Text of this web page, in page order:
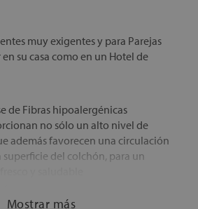
muy exigentes y para Parejas
su casa como en un Hotel de
de Fibras hipoalergénicas
no sólo un alto nivel de
además favorecen una circulación
del colchón, para un
las horas de sueño, tras la
Mostrar más